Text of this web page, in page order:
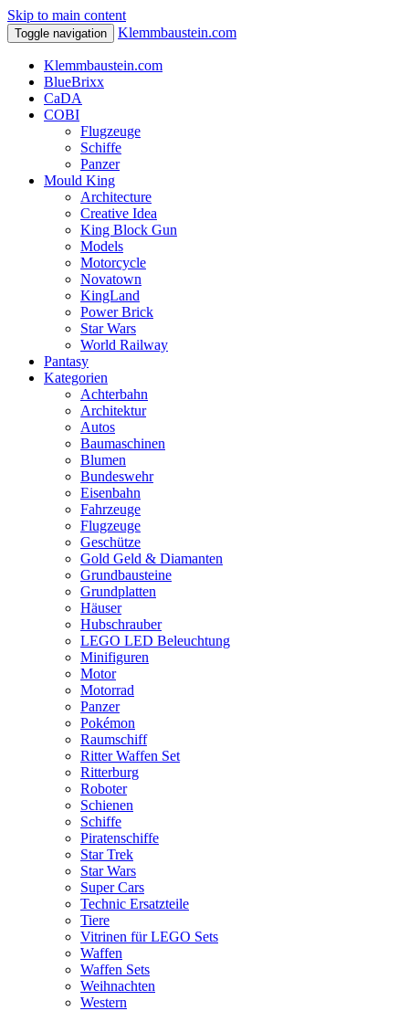
Skip to main content
Toggle navigation Klemmbaustein.com
Klemmbaustein.com
BlueBrixx
CaDA
COBI
Flugzeuge
Schiffe
Panzer
Mould King
Architecture
Creative Idea
King Block Gun
Models
Motorcycle
Novatown
KingLand
Power Brick
Star Wars
World Railway
Pantasy
Kategorien
Achterbahn
Architektur
Autos
Baumaschinen
Blumen
Bundeswehr
Eisenbahn
Fahrzeuge
Flugzeuge
Geschütze
Gold Geld & Diamanten
Grundbausteine
Grundplatten
Häuser
Hubschrauber
LEGO LED Beleuchtung
Minifiguren
Motor
Motorrad
Panzer
Pokémon
Raumschiff
Ritter Waffen Set
Ritterburg
Roboter
Schienen
Schiffe
Piratenschiffe
Star Trek
Star Wars
Super Cars
Technic Ersatzteile
Tiere
Vitrinen für LEGO Sets
Waffen
Waffen Sets
Weihnachten
Western